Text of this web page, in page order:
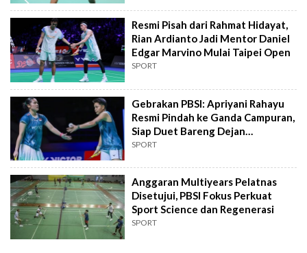
Resmi Pisah dari Rahmat Hidayat,
Rian Ardianto Jadi Mentor Daniel
Edgar Marvino Mulai Taipei Open
SPORT
Gebrakan PBSI: Apriyani Rahayu
Resmi Pindah ke Ganda Campuran,
Siap Duet Bareng Dejan
Ferdinansyah
SPORT
Anggaran Multiyears Pelatnas
Disetujui, PBSI Fokus Perkuat
Sport Science dan Regenerasi
SPORT